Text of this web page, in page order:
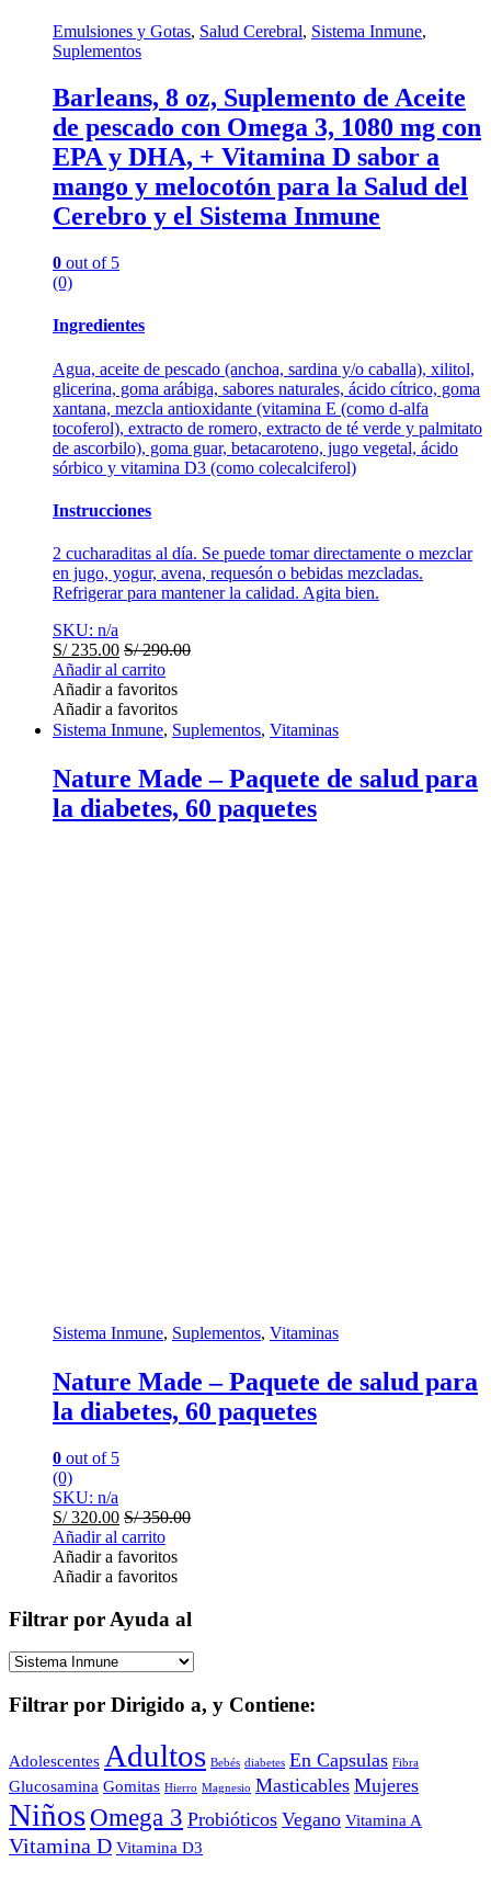
Emulsiones y Gotas, Salud Cerebral, Sistema Inmune,
Suplementos
Barleans, 8 oz, Suplemento de Aceite
de pescado con Omega 3, 1080 mg con
EPA y DHA, + Vitamina D sabor a
mango y melocotón para la Salud del
Cerebro y el Sistema Inmune
0 out of 5
(0)
Ingredientes
Agua, aceite de pescado (anchoa, sardina y/o caballa), xilitol,
glicerina, goma arábiga, sabores naturales, ácido cítrico, goma
xantana, mezcla antioxidante (vitamina E (como d-alfa
tocoferol), extracto de romero, extracto de té verde y palmitato
de ascorbilo), goma guar, betacaroteno, jugo vegetal, ácido
sórbico y vitamina D3 (como colecalciferol)
Instrucciones
2 cucharaditas al día. Se puede tomar directamente o mezclar
en jugo, yogur, avena, requesón o bebidas mezcladas.
Refrigerar para mantener la calidad. Agita bien.
SKU: n/a
S/235.00 S/290.00
Añadir al carrito
Añadir a favoritos
Añadir a favoritos
Sistema Inmune, Suplementos, Vitaminasㅤ
Nature Made – Paquete de salud para
la diabetes, 60 paquetes
Sistema Inmune, Suplementos, Vitaminasㅤ
Nature Made – Paquete de salud para
la diabetes, 60 paquetes
0 out of 5
(0)
SKU: n/a
S/320.00 S/350.00
Añadir al carrito
Añadir a favoritos
Añadir a favoritos
Filtrar por Ayuda al
Filtrar por Dirigido a, y Contiene:
Adolescentes Adultos Bebés diabetes En Capsulas Fibra
Glucosamina Gomitas Hierro Magnesio Masticables Mujeres
NiñosOmega 3 Probióticos Vegano Vitamina A
Vitamina D Vitamina D3